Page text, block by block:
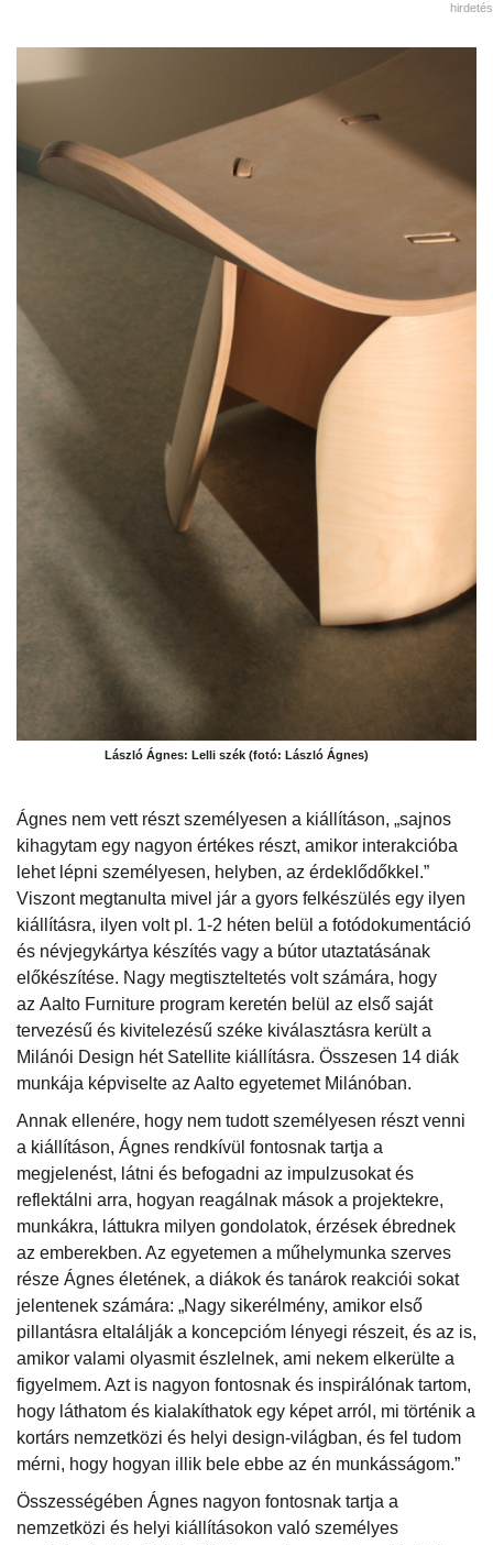
hirdetés
László Ágnes: Lelli szék (fotó: László Ágnes)
Ágnes nem vett részt személyesen a kiállításon, „sajnos
kihagytam egy nagyon értékes részt, amikor interakcióba
lehet lépni személyesen, helyben, az érdeklődőkkel.”
Viszont megtanulta mivel jár a gyors felkészülés egy ilyen
kiállításra, ilyen volt pl. 1-2 héten belül a fotódokumentáció
és névjegykártya készítés vagy a bútor utaztatásának
előkészítése. Nagy megtiszteltetés volt számára, hogy
az Aalto Furniture program keretén belül az első saját
tervezésű és kivitelezésű széke kiválasztásra került a
Milánói Design hét Satellite kiállításra. Összesen 14 diák
munkája képviselte az Aalto egyetemet Milánóban.
Annak ellenére, hogy nem tudott személyesen részt venni
a kiállításon, Ágnes rendkívül fontosnak tartja a
megjelenést, látni és befogadni az impulzusokat és
reflektálni arra, hogyan reagálnak mások a projektekre,
munkákra, láttukra milyen gondolatok, érzések ébrednek
az emberekben. Az egyetemen a műhelymunka szerves
része Ágnes életének, a diákok és tanárok reakciói sokat
jelentenek számára: „Nagy sikerélmény, amikor első
pillantásra eltalálják a koncepcióm lényegi részeit, és az is,
amikor valami olyasmit észlelnek, ami nekem elkerülte a
figyelmem. Azt is nagyon fontosnak és inspirálónak tartom,
hogy láthatom és kialakíthatok egy képet arról, mi történik a
kortárs nemzetközi és helyi design-világban, és fel tudom
mérni, hogy hogyan illik bele ebbe az én munkásságom.”
Összességében Ágnes nagyon fontosnak tartja a
nemzetközi és helyi kiállításokon való személyes